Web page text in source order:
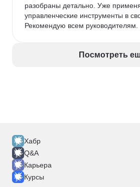
разобраны детально. Уже
управленческие инструменты в
Рекомендую всем руководителям.
Посмотреть
Хабр
Q&A
Карьера
Курсы